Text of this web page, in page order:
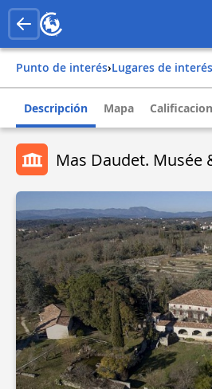
Punto de interés› Lugares de interés
Descripción Mapa
Mas Daudet. Musée